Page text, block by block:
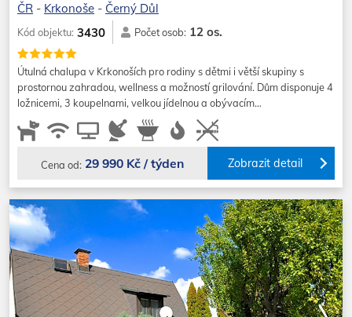
ČR - Krkonoše - Černý Důl
Kód objektu: 3430 Počet osob: 12 os.
Útulná chalupa v Krkonoších pro rodiny s dětmi i větší skupiny s
prostornou zahradou, wellness a možností grilování. Dům disponuje 4
ložnicemi, 3 koupelnami, velkou jídelnou a obývacím…
Cena od: 29 990 Kč / týden Zobrazit detail